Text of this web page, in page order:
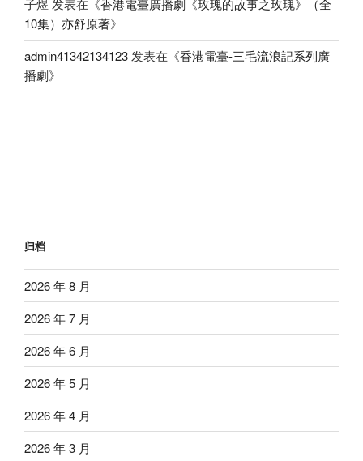
子煜 发表在《香港電臺廣播劇《玫瑰的故事之玫瑰》（全
10集）亦舒原著》
admin41342134123发表在《香港電臺-三毛流浪記系列廣
播劇》
归档
2026 年 8 月
2026 年 7 月
2026 年 6 月
2026 年 5 月
2026 年 4 月
2026 年 3 月